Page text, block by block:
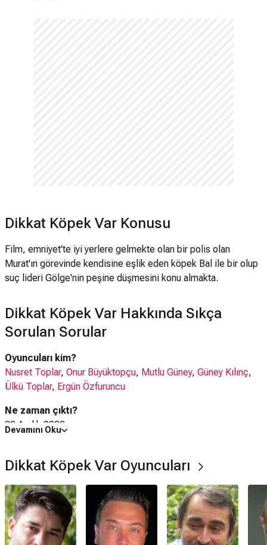
Dikkat Köpek Var Konusu
Film, emniyet'te iyi yerlere gelmekte olan bir polis olan
Murat'ın görevinde kendisine eşlik eden köpek Bal ile bir olup
suç lideri Gölge'nin peşine düşmesini konu almakta.
Dikkat Köpek Var Hakkında Sıkça
Sorulan Sorular
Oyuncuları kim?
Nusret Toplar, Onur Büyüktopçu, Mutlu Güney, Güney Kılınç,
Ülkü Toplar, Ergün Özfuruncu
Ne zaman çıktı?
30 Aralık 2022
Dikkat Köpek Var filmiTürkiye'de çekilmiştir.
Kaç saat?
1 saat 41 dakika
Dikkat Köpek Var filmi hangi tür?
Komedi,Aile
Devamını Oku
Dikkat Köpek Var Oyuncuları